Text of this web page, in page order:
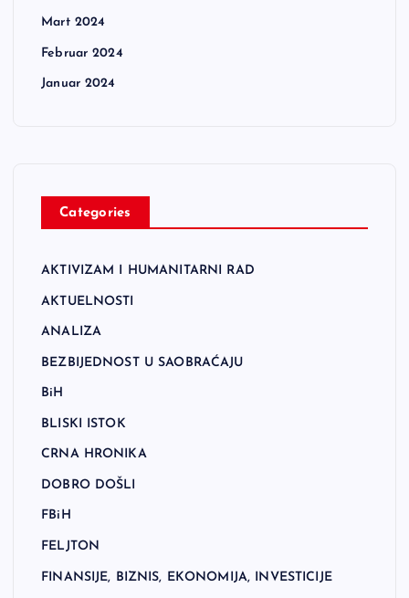
Mart 2024
Februar 2024
Januar 2024
Categories
AKTIVIZAM I HUMANITARNI RAD
AKTUELNOSTI
ANALIZA
BEZBIJEDNOST U SAOBRAĆAJU
BiH
BLISKI ISTOK
CRNA HRONIKA
DOBRO DOŠLI
FBiH
FELJTON
FINANSIJE, BIZNIS, EKONOMIJA, INVESTICIJE